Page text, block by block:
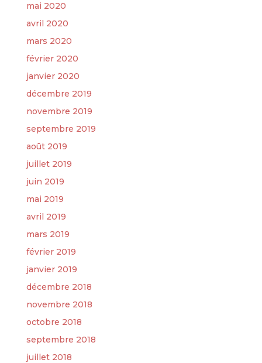
mai 2020
avril 2020
mars 2020
février 2020
janvier 2020
décembre 2019
novembre 2019
septembre 2019
août 2019
juillet 2019
juin 2019
mai 2019
avril 2019
mars 2019
février 2019
janvier 2019
décembre 2018
novembre 2018
octobre 2018
septembre 2018
juillet 2018